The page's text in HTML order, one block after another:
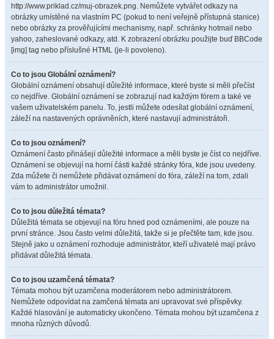
http://www.priklad.cz/muj-obrazek.png. Nemůžete vytvářet odkazy na
obrázky umístěné na vlastním PC (pokud to není veřejně přístupná stanice)
nebo obrázky za prověřujícími mechanismy, např. schránky hotmail nebo
yahoo, zaheslované odkazy, atd. K zobrazení obrázku použijte buď BBCode
[img] tag nebo příslušné HTML (je-li povoleno).
Co to jsou Globální oznámení?
Globální oznámení obsahují důležité informace, které byste si měli přečíst
co nejdříve. Globální oznámení se zobrazují nad každým fórem a také ve
vašem uživatelském panelu. To, jestli můžete odesílat globální oznámení,
záleží na nastavených oprávněních, které nastavují administrátoři.
Co to jsou oznámení?
Oznámení často přinášejí důležité informace a měli byste je číst co nejdříve.
Oznámení se objevují na horní části každé stránky fóra, kde jsou uvedeny.
Zda můžete či nemůžete přidávat oznámení do fóra, záleží na tom, zdali
vám to administrátor umožnil.
Co to jsou důležitá témata?
Důležitá témata se objevují na fóru hned pod oznámeními, ale pouze na
první stránce. Jsou často velmi důležitá, takže si je přečtěte tam, kde jsou.
Stejně jako u oznámení rozhoduje administrátor, kteří uživatelé mají právo
přidávat důležitá témata.
Co to jsou uzamčená témata?
Témata mohou být uzamčena moderátorem nebo administrátorem.
Nemůžete odpovídat na zamčená témata ani upravovat své příspěvky.
Každé hlasování je automaticky ukončeno. Témata mohou být uzamčena z
mnoha různých důvodů.